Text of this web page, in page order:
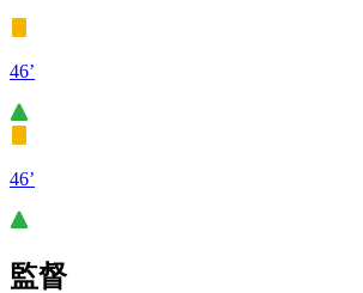
46’
46’
監督